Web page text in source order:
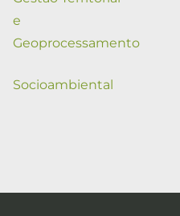
e
Geoprocessamento
Socioambiental